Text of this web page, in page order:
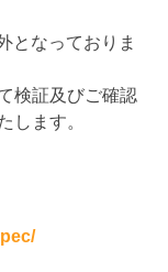
となっておりま
検証及びご確認
します。